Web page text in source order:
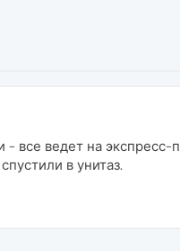
- все ведет на экспресс-
в унитаз.